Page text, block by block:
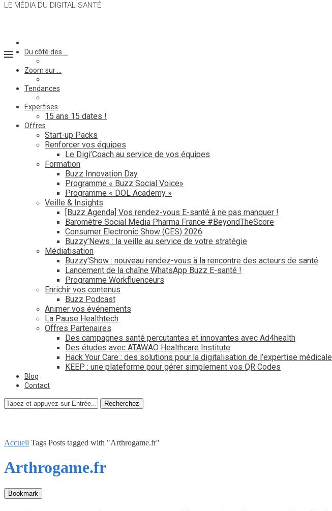
LE MÉDIA DU DIGITAL SANTÉ
Du côté des …
Zoom sur …
Tendances
Expertises
15 ans 15 dates !
Offres
Start-up Packs
Renforcer vos équipes
Le Digi’Coach au service de vos équipes
Formation
Buzz Innovation Day
Programme « Buzz Social Voice»
Programme « DOL Academy »
Veille & Insights
[Buzz Agenda] Vos rendez-vous E-santé à ne pas manquer !
Baromètre Social Media Pharma France #BeyondTheScore
Consumer Electronic Show (CES) 2026
Buzzy’News : la veille au service de votre stratégie
Médiatisation
Buzzy’Show : nouveau rendez-vous à la rencontre des acteurs de santé
Lancement de la chaîne WhatsApp Buzz E-santé !
Programme Workfluenceurs
Enrichir vos contenus
Buzz Podcast
Animer vos événements
La Pause Healthtech
Offres Partenaires
Des campagnes santé percutantes et innovantes avec Ad4health
Des études avec ATAWAO Healthcare Institute
Hack Your Care : des solutions pour la digitalisation de l’expertise médicale
KEEP : une plateforme pour gérer simplement vos QR Codes
Blog
Contact
Recherchez
Accueil Tags Posts tagged with "Arthrogame.fr"
Arthrogame.fr
Bookmark